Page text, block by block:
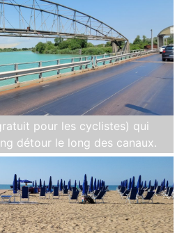
pour les cyclistes) qui
détour le long des canaux.